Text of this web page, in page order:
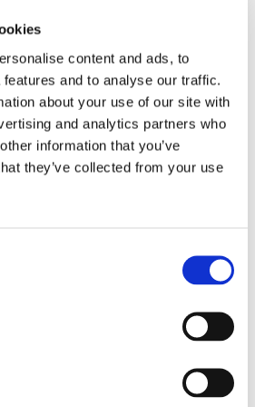
content and ads, to
and to analyse our traffic.
about your use of our site with
and analytics partners who
information that you’ve
they’ve collected from your use
halvåret trots